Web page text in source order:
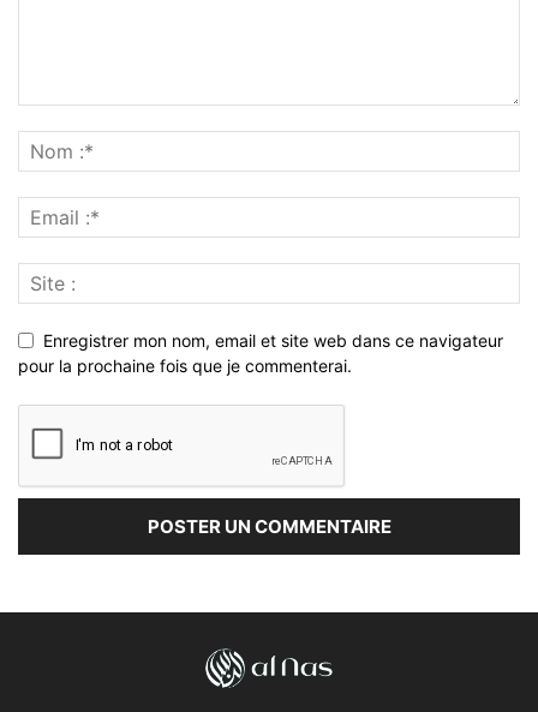
Enregistrer mon nom, email et site web dans ce navigateur
pour la prochaine fois que je commenterai.